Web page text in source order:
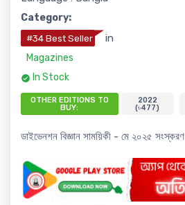
Category:
#34 Best Seller in
Magazines
In Stock
OTHER EDITIONS TO
BUY:
2022
(৳477)
ডাইভেনশন বিজ্ঞান সাময়িকী - মে ২০২৫ সংস্করণ